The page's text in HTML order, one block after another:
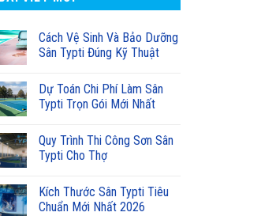
Cách Vệ Sinh Và Bảo Dưỡng
Sân Typti Đúng Kỹ Thuật
Dự Toán Chi Phí Làm Sân
Typti Trọn Gói Mới Nhất
Quy Trình Thi Công Sơn Sân
Typti Cho Thợ
Kích Thước Sân Typti Tiêu
Chuẩn Mới Nhất 2026